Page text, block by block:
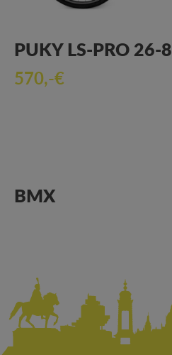
PUKY LS-PRO 26-8
570,-€
BMX